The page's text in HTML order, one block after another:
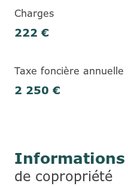
Charges
222 €
Taxe foncière annuelle
2 250 €
Informations
de copropriété